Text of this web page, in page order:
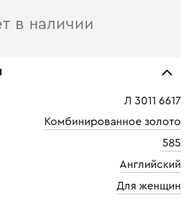
в наличии
Л 3011 6617
Комбинированное золото
585
Английский
Для женщин